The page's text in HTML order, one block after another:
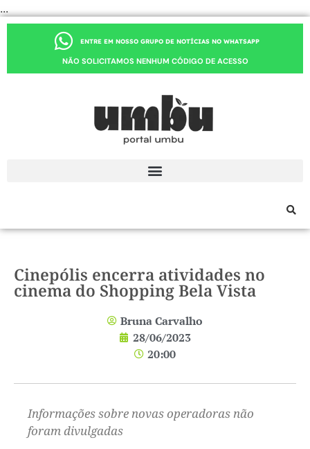
...
ENTRE EM NOSSO GRUPO DE NOTÍCIAS NO WHATSAPP
NÃO SOLICITAMOS NENHUM CÓDIGO DE ACESSO
Cinepólis encerra atividades no
cinema do Shopping Bela Vista
Bruna Carvalho
28/06/2023
20:00
Informações sobre novas operadoras não
foram divulgadas